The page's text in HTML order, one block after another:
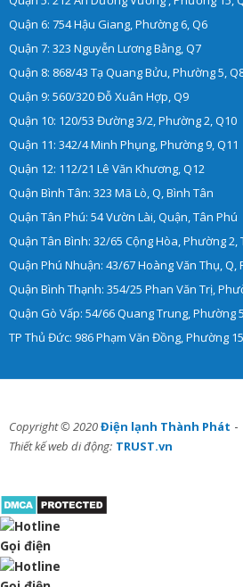
Quận 6: 754 Hậu Giang, Phường 6, Q6
Quận 7: 323 Nguyễn Lương Bằng, Q7
Quận 8: 868/43 Tạ Quang Bửu, Phường 5,
Quận 9: 560/320 Đỗ Xuân Hợp, Q9
Quận 10: 120/53 Đường 3/2, Phường 2, Q10
Quận 11: 342/4 Minh Phụng, Phường 9, Q11
Quận 12: 112/21 Lê Văn Khương, Q12
Quận Bình Tân: 323 Mã Lò, Q, Bình Tân
Quận Tân Phú: 54 Vườn Lài, Quận, Tân Phú
Quận Tân Bình: 32/65 Cộng Hòa, Phường 2,
Quận Phú Nhuận: 43/67 Hoàng Văn Thụ, Q,
Quận Bình Thạnh: 354/25 Phan Văn Trị,
Quận Gò Vấp: 54/66 Quang Trung, Phường
TP Thủ Đức: 986 Phạm Văn Đồng, Phường
Copyright © 2020Điện lạnh Thành Phát -
Thiết kế web di động: TRUST.vn
Gọi điện